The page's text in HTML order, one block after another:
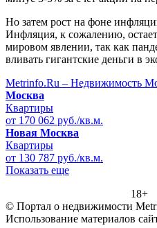
Но затем рост на фоне
Инфляция, к сожалению,
мировом явлении, так как
вливать гигантские деньги в
Metrinfo.Ru – Недвижимость
Москва
Квартиры
от 170 062 руб./кв.м.
Новая Москва
Квартиры
от 130 787 руб./кв.м.
Показать еще
18+
© Портал о недвижимости
Использование материалов